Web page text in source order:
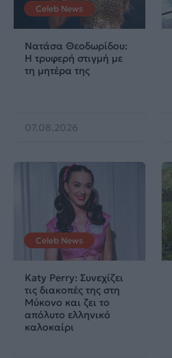
Celeb News
Νατάσα Θεοδωρίδου:
Η τρυφερή στιγμή με
τη μητέρα της
07.08.2026
Celeb News
Katy Perry: Συνεχίζει
τις διακοπές της στη
Μύκονο και ζει το
απόλυτο ελληνικό
καλοκαίρι